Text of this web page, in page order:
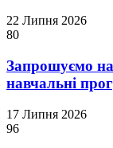
22 Липня 2026
80
Запрошуємо
навчальні
17 Липня 2026
96